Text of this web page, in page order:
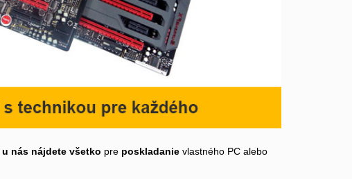
u nás nájdete všetko pre poskladanie vlastného PC alebo